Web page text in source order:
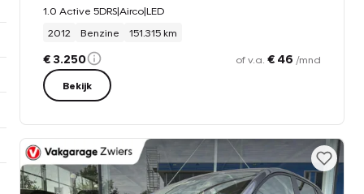
1.0 Active 5DRS|Airco|LED
2012
Benzine 151.315 km
€ 3.250 of v.a. € 46 /mnd
Bekijk